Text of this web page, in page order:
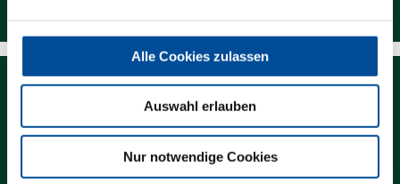
Alle Cookies zulassen
Auswahl erlauben
Nur notwendige Cookies
Magazin